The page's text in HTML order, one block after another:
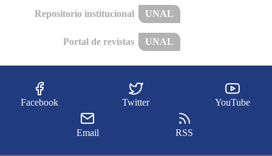
Repositorio institucional UNAL
Portal de revistas UNAL
Facebook Twitter YouTube
Email RSS